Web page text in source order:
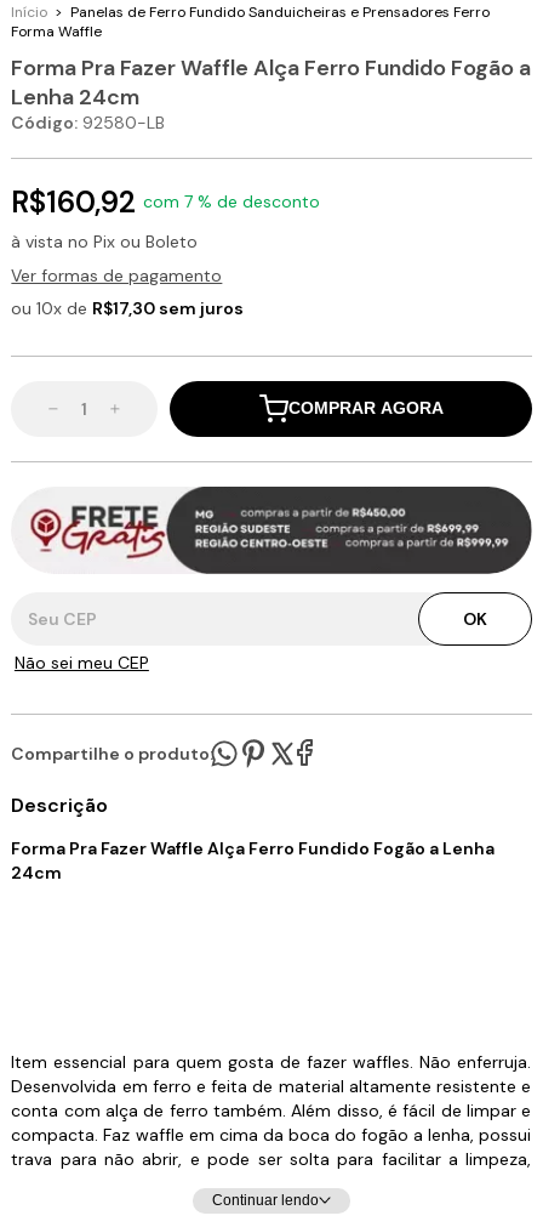
Início > Panelas de Ferro Fundido Sanduicheiras e Prensadores Ferro
Forma Waffle
Forma Pra Fazer Waffle Alça Ferro Fundido Fogão a
Lenha 24cm
Código: 92580-LB
R$160,92 com 7 % de desconto
à vista no Pix ou Boleto
Ver formas de pagamento
ou 10x de R$17,30 sem juros
COMPRAR AGORA
OK
Não sei meu CEP
Compartilhe o produto:
Descrição
Forma Pra Fazer Waffle Alça Ferro Fundido Fogão a Lenha
24cm
Item essencial para quem gosta de fazer waffles. Não enferruja.
Desenvolvida em ferro e feita de material altamente resistente e
conta com alça de ferro também. Além disso, é fácil de limpar e
compacta. Faz waffle em cima da boca do fogão a lenha, possui
trava para não abrir, e pode ser solta para facilitar a limpeza,
desenvolvida em ferro fundido, funcionamento manual evitando
Continuar lendo